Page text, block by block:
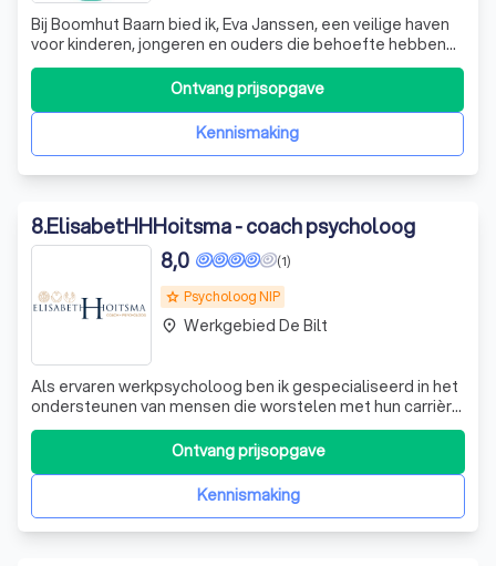
Bij Boomhut Baarn bied ik, Eva Janssen, een veilige haven
voor kinderen, jongeren en ouders die behoefte hebben
aan ondersteuning. Met meer dan een decennium ervaring
als kinder- en jeugdpsycholoog, en als erkend
systeemtherapeut, begrijp ik de uitdagingen waarmee
gezinnen te maken kunnen krijgen. M
Kennismaking
Ontvang prijsopgave
8.ElisabetHHHoitsma - coach psycholoog
grade Psycholoog NIP
(1)
8,0
Als ervaren werkpsycholoog ben ik gespecialiseerd in het
ondersteunen van mensen die worstelen met hun carrière
en persoonlijke uitdagingen. Ik begrijp dat werk en
persoonlijke omstandigheden vaak met elkaar verweven
zijn en invloed hebben op uw duurzame effectiviteit. Of u
nu worstelt met gedachtenKennismaking
Ontvang prijsopgave
place Werkgebied De Bilt